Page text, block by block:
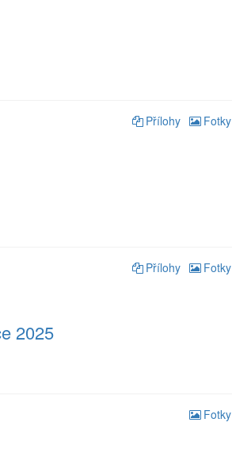
Přílohy Fotky
Přílohy Fotky
2025
Fotky